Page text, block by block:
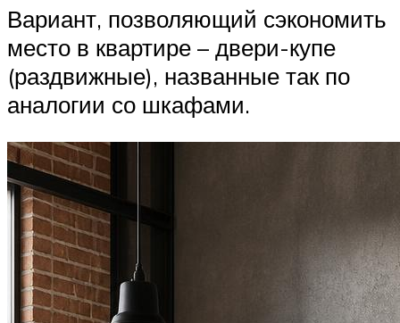
Вариант, позволяющий сэкономить
место в квартире – двери-купе
(раздвижные), названные так по
аналогии со шкафами.